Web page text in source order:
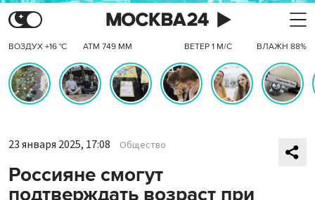
ВОЗДУХ +16 °C АТМ 749 ММ ВЕТЕР 1 М/С ВЛАЖН 88%
23 января 2025, 17:08 Общество
Россияне смогут
подтверждать возраст при